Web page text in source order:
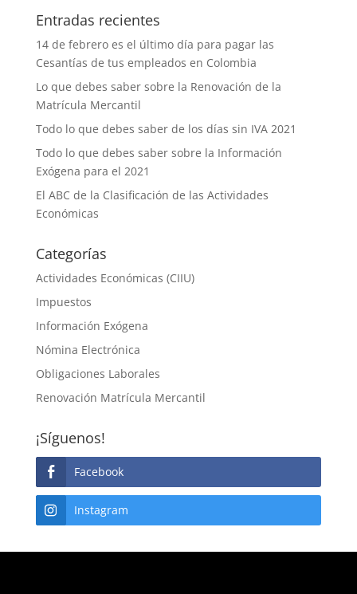
Entradas recientes
14 de febrero es el último día para pagar las
Cesantías de tus empleados en Colombia
Lo que debes saber sobre la Renovación de la
Matrícula Mercantil
Todo lo que debes saber de los días sin IVA 2021
Todo lo que debes saber sobre la Información
Exógena para el 2021
El ABC de la Clasificación de las Actividades
Económicas
Categorías
Actividades Económicas (CIIU)
Impuestos
Información Exógena
Nómina Electrónica
Obligaciones Laborales
Renovación Matrícula Mercantil
¡Síguenos!
Facebook
Instagram